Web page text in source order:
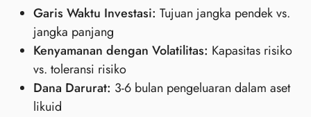
Garis Waktu Investasi: Tujuan jangka pendek vs.
jangka panjang
Kenyamanan dengan Volatilitas: Kapasitas risiko
vs. toleransi risiko
Dana Darurat: 3-6 bulan pengeluaran dalam aset
likuid